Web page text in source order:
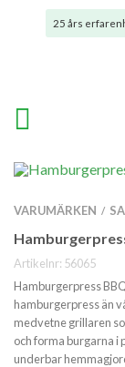
25 års
VARUMÄRKEN /
Artikelnr: 56065
Hamburgerpress
hamburgerpress än
medvetne grillaren
och forma burgarna i
underbar